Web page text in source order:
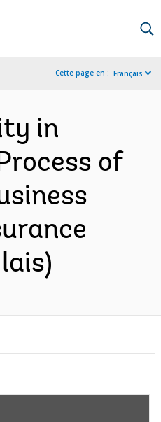
Cette page en : Français
in
of